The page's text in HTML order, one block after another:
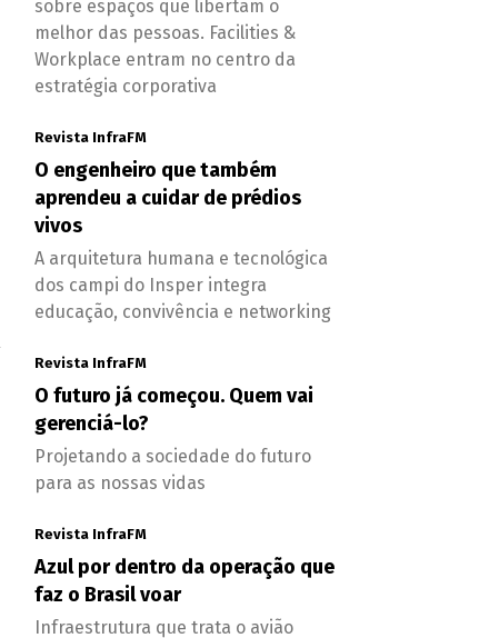
sobre espaços que libertam o
melhor das pessoas. Facilities &
Workplace entram no centro da
estratégia corporativa
Revista InfraFM
O engenheiro que também
aprendeu a cuidar de prédios
vivos
A arquitetura humana e tecnológica
dos campi do Insper integra
educação, convivência e networking
Revista InfraFM
O futuro já começou. Quem vai
gerenciá-lo?
Projetando a sociedade do futuro
para as nossas vidas
Revista InfraFM
Azul por dentro da operação que
faz o Brasil voar
Infraestrutura que trata o avião